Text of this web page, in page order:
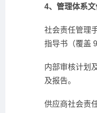
4、管理体系文
社会责任管理
指导书（覆盖
内部审核计划
及报告。
供应商社会责